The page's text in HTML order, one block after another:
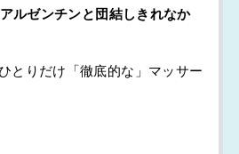
ルゼンチンと団結しきれなか
とりだけ「徹底的な」マッサー